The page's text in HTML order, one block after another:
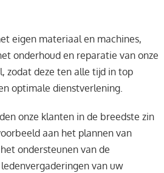
eigen materiaal en machines,
onderhoud en reparatie van onze
zodat deze ten alle tijd in top
optimale dienstverlening.
onze klanten in de breedste zin
aan het plannen van
ondersteunen van de
van uw